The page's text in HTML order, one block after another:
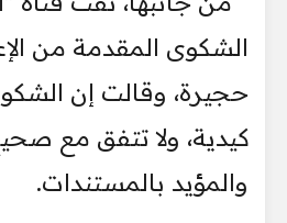
الشكوى المقدمة من
حجيرة، وقالت إن
كيدية، ولا تتفق مع
والمؤيد بالمستندات.